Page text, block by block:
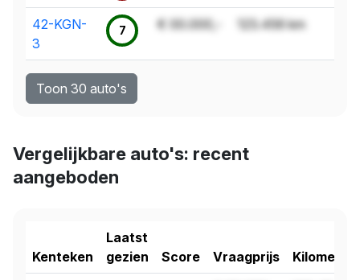
42-KGN-
3
7 € 00.000,- 123.456 km
Toon 30 auto's
Vergelijkbare auto's: recent
aangeboden
Kenteken
Laatst
gezien
Score Vraagprijs